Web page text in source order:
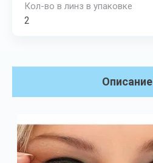
Кол-во в линз в упаковке
2
Описание